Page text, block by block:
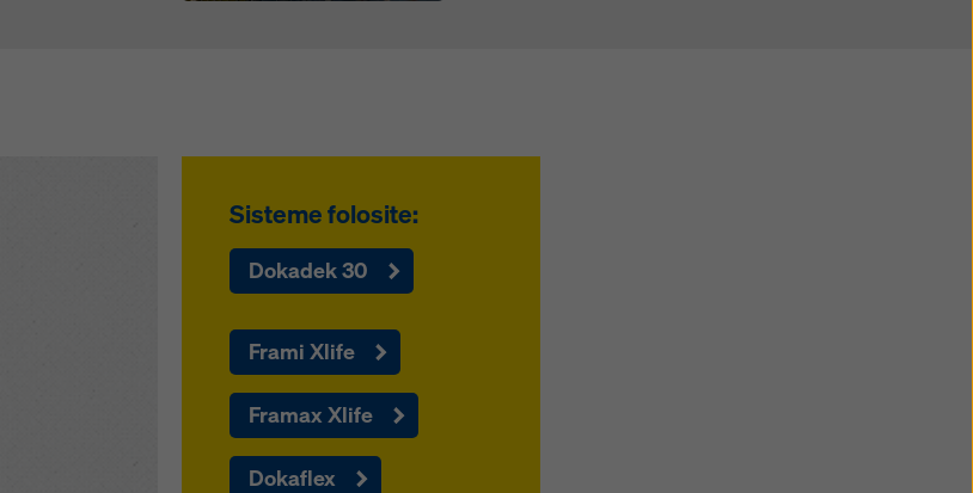
Sisteme folosite:
Dokadek 30
Frami Xlife
Framax Xlife
Dokaflex